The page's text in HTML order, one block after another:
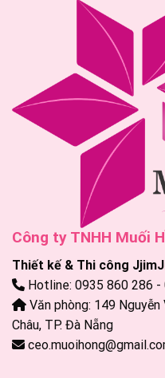
Công ty TNHH Muối
Thiết kế & Thi công
Hotline: 0935 860 286 -
Văn phòng: 149 Nguyễn
Châu, TP. Đà Nẵng